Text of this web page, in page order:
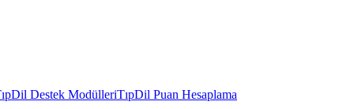
Destek ModülleriTıpDil Puan Hesaplama